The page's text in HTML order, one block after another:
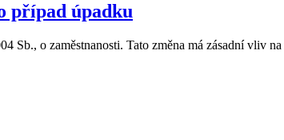
případ úpadku
Sb., o zaměstnanosti. Tato změna má zásadní vliv